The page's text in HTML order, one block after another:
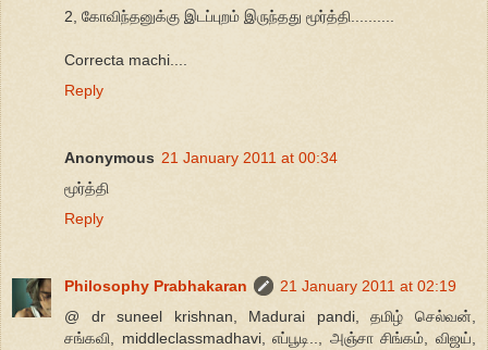
2, கோவிந்தனுக்கு இடப்புறம் இருந்தது மூர்த்தி..........
Correcta machi....
Reply
Anonymous 21 January 2011 at 00:34
மூர்த்தி
Reply
Philosophy Prabhakaran
21 January 2011 at 02:19
@ dr suneel krishnan, Madurai pandi, தமிழ் செல்வன்,
சங்கவி, middleclassmadhavi, எப்பூடி.., அஞ்சா சிங்கம், விஜய்,